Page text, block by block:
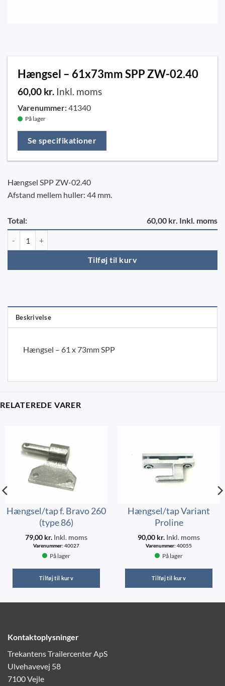
Hængsel – 61x73mm SPP ZW-02.40
60,00 kr. Inkl. moms
Varenummer:41340
På lager
Se specifikationer
Hængsel SPP ZW-02.40
Afstand mellem huller: 44 mm.
Total: 60,00 kr. Inkl. moms
Tilføj til kurv
Beskrivelse
Hængsel – 61 x 73mm SPP
RELATEREDE VARER
Hængsel/tap f. Bravo 260
(type 86)
79,00 kr. Inkl. moms
Varenummer: 40027
På lager
Tilføj til kurv
Hængsel/tap Variant
Proline
90,00 kr. Inkl. moms
Varenummer: 40055
På lager
Tilføj til kurv
Kontaktoplysninger
Trekantens Trailercenter ApS
Ulvehavevej 58
7100 Vejle